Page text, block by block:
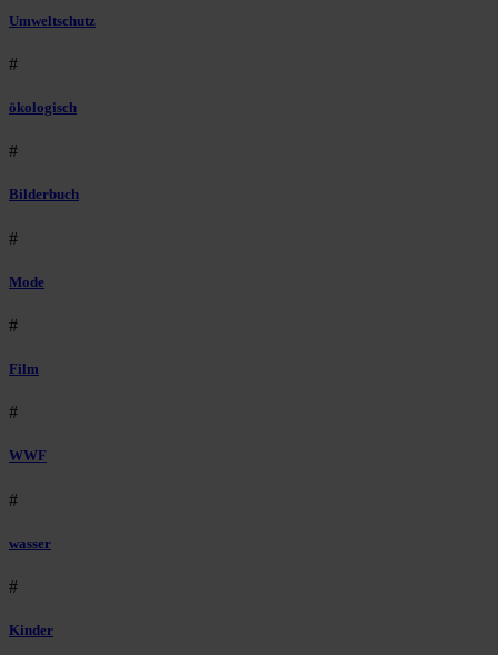
Umweltschutz
#
ökologisch
#
Bilderbuch
#
Mode
#
Film
#
WWF
#
wasser
#
Kinder